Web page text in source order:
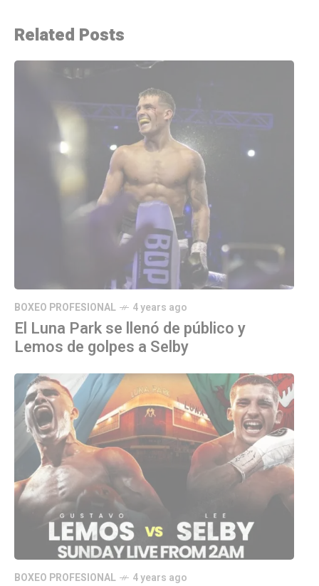
Related Posts
BOXEO PROFESIONAL 4 years ago
El Luna Park se llenó de público y
Lemos de golpes a Selby
BOXEO PROFESIONAL 4 years ago